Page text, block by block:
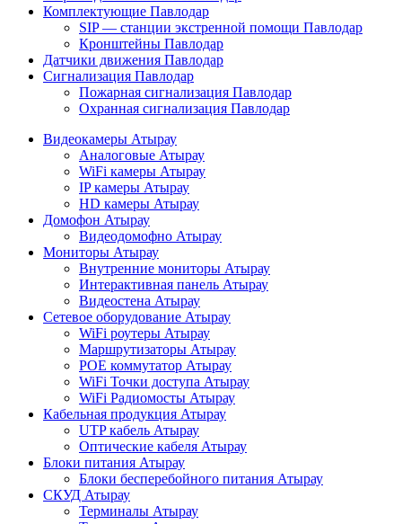
Комплектующие Павлодар
SIP — станции экстренной помощи Павлодар
Кронштейны Павлодар
Датчики движения Павлодар
Сигнализация Павлодар
Пожарная сигнализация Павлодар
Охранная сигнализация Павлодар
Видеокамеры Атырау
Аналоговые Атырау
WiFi камеры Атырау
IP камеры Атырау
HD камеры Атырау
Домофон Атырау
Видеодомофно Атырау
Мониторы Атырау
Внутренние мониторы Атырау
Интерактивная панель Атырау
Видеостена Атырау
Сетевое оборудование Атырау
WiFi роутеры Атырау
Маршрутизаторы Атырау
POE коммутатор Атырау
WiFi Точки доступа Атырау
WiFi Радиомосты Атырау
Кабельная продукция Атырау
UTP кабель Атырау
Оптические кабеля Атырау
Блоки питания Атырау
Блоки бесперебойного питания Атырау
СКУД Атырау
Терминалы Атырау